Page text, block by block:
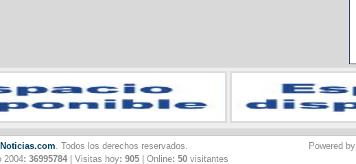
. Todos los derechos reservados.
2004: 36995784 | Visitas hoy: 905 | Online: 50 visitantes
Powered by